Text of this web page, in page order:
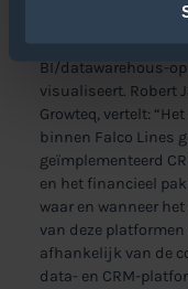
Lines: Een Sales
dienstverlening
BI/datawarehous-
visualiseert. Robert
Growteq, vertelt:
binnen Falco Lines
geïmplementeerd
en het financieel
waar en wanneer
van deze
afhankelijk van de
data- en CRM-